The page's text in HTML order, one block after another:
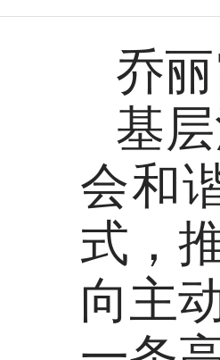
乔
基
会和
式，
向主